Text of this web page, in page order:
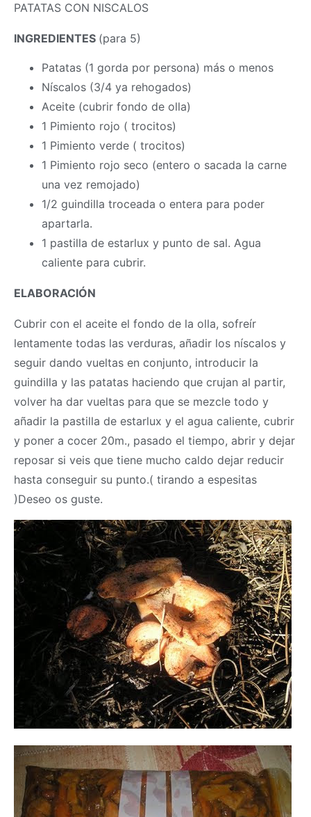
PATATAS CON NISCALOS
INGREDIENTES (para 5)
Patatas (1 gorda por persona) más o menos
Níscalos (3/4 ya rehogados)
Aceite (cubrir fondo de olla)
1 Pimiento rojo ( trocitos)
1 Pimiento verde ( trocitos)
1 Pimiento rojo seco (entero o sacada la carne
una vez remojado)
1/2 guindilla troceada o entera para poder
apartarla.
1 pastilla de estarlux y punto de sal. Agua
caliente para cubrir.
ELABORACIÓN
Cubrir con el aceite el fondo de la olla, sofreír
lentamente todas las verduras, añadir los níscalos y
seguir dando vueltas en conjunto, introducir la
guindilla y las patatas haciendo que crujan al partir,
volver ha dar vueltas para que se mezcle todo y
añadir la pastilla de estarlux y el agua caliente, cubrir
y poner a cocer 20m., pasado el tiempo, abrir y dejar
reposar si veis que tiene mucho caldo dejar reducir
hasta conseguir su punto.( tirando a espesitas
)Deseo os guste.